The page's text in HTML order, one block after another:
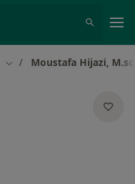
Stadt ändern
Moustafa Hijazi,